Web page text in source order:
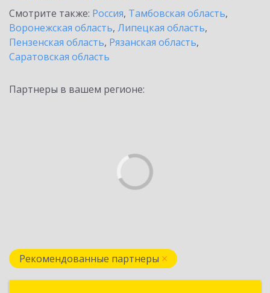
Смотрите также: Россия, Тамбовская область,
Воронежская область, Липецкая область,
Пензенская область, Рязанская область,
Саратовская область
Партнеры в вашем регионе:
Рекомендованные партнеры